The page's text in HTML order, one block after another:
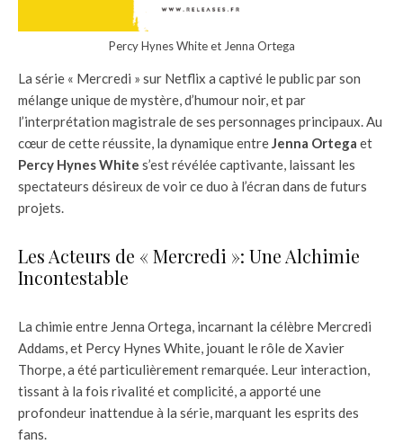
Percy Hynes White et Jenna Ortega
La série « Mercredi » sur Netflix a captivé le public par son
mélange unique de mystère, d’humour noir, et par
l’interprétation magistrale de ses personnages principaux. Au
cœur de cette réussite, la dynamique entreJenna Ortega et
Percy Hynes White s’est révélée captivante, laissant les
spectateurs désireux de voir ce duo à l’écran dans de futurs
projets.
Les Acteurs de « Mercredi »: Une Alchimie
Incontestable
La chimie entre Jenna Ortega, incarnant la célèbre Mercredi
Addams, et Percy Hynes White, jouant le rôle de Xavier
Thorpe, a été particulièrement remarquée. Leur interaction,
tissant à la fois rivalité et complicité, a apporté une
profondeur inattendue à la série, marquant les esprits des
fans.